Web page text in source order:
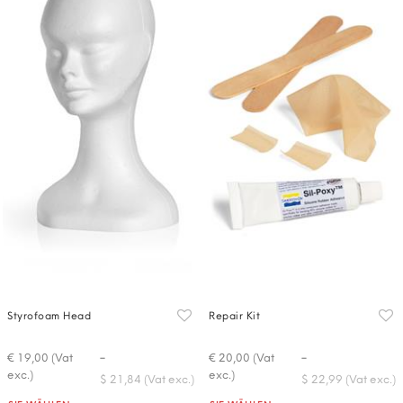
Styrofoam Head
€ 19,00 (Vat
exc.)
-
$ 21,84 (Vat exc.)
Repair Kit
€ 20,00 (Vat
exc.)
-
$ 22,99 (Vat exc.)